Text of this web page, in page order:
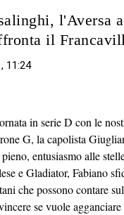
l'Aversa
il
11:24
in serie D con le
G, la capolista
entusiasmo alle
e Gladiator, Fabiano
che possono contare
se vuole